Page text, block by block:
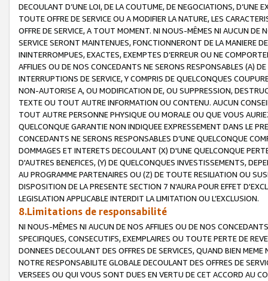
DECOULANT D’UNE LOI, DE LA COUTUME, DE NEGOCIATIONS, D’UNE
TOUTE OFFRE DE SERVICE OU A MODIFIER LA NATURE, LES
OFFRE DE SERVICE, A TOUT MOMENT. NI NOUS-MÊMES NI AUCUN DE
SERVICE SERONT MAINTENUES, FONCTIONNERONT DE LA MANIERE
ININTERROMPUES, EXACTES, EXEMPTES D’ERREUR OU NE
AFFILIES OU DE NOS CONCEDANTS NE SERONS RESPONSABLES (A)
INTERRUPTIONS DE SERVICE, Y COMPRIS DE QUELCONQUES
NON-AUTORISE A, OU MODIFICATION DE, OU SUPPRESSION,
TEXTE OU TOUT AUTRE INFORMATION OU CONTENU. AUCUN
TOUT AUTRE PERSONNE PHYSIQUE OU MORALE OU QUE VOUS
QUELCONQUE GARANTIE NON INDIQUEE EXPRESSEMENT DANS LE
CONCEDANTS NE SERONS RESPONSABLES D’UNE QUELCONQUE
DOMMAGES ET INTERETS DECOULANT (X) D'UNE QUELCONQUE
D'AUTRES BENEFICES, (Y) DE QUELCONQUES INVESTISSEMENTS,
AU PROGRAMME PARTENAIRES OU (Z) DE TOUTE RESILIATION OU
DISPOSITION DE LA PRESENTE SECTION 7 N'AURA POUR EFFET
LEGISLATION APPLICABLE INTERDIT LA LIMITATION OU L’EXCLUSION.
8.Limitations de responsabilité
NI NOUS-MÊMES NI AUCUN DE NOS AFFILIES OU DE NOS
SPECIFIQUES, CONSECUTIFS, EXEMPLAIRES OU TOUTE PERTE DE
DONNEES DECOULANT DES OFFRES DE SERVICES, QUAND BIEN
NOTRE RESPONSABILITE GLOBALE DECOULANT DES OFFRES DE
VERSEES OU QUI VOUS SONT DUES EN VERTU DE CET ACCORD AU